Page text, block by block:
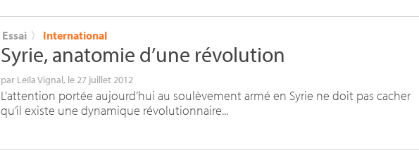
Essai 〉 International
Syrie, anatomie d’une révolution
par Leïla Vignal, le 27 juillet 2012
L’attention portée aujourd’hui au soulèvement armé en Syrie ne doit pas cacher
qu’il existe une dynamique révolutionnaire...